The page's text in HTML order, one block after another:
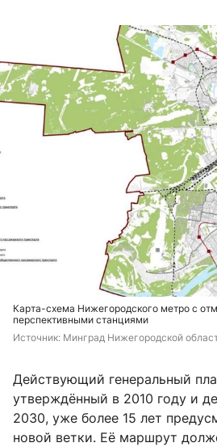
Карта-схема Нижегородского метро с
перспективными станциями
Источник: Минград Нижегородской
Действующий генеральный
утверждённый в 2010 году и
2030, уже более 15 лет
новой ветки. Её маршрут